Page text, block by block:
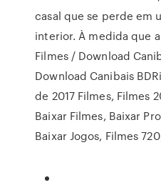
casal que se perde em
interior. À medida que
Filmes / Download
Download Canibais
de 2017 Filmes, Filmes
Baixar Filmes, Baixar
Baixar Jogos, Filmes